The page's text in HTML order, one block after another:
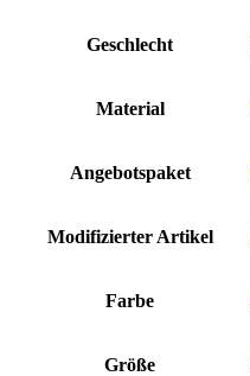
Geschlecht
Material
Angebotspaket
Modifizierter Artikel
Farbe
Größe